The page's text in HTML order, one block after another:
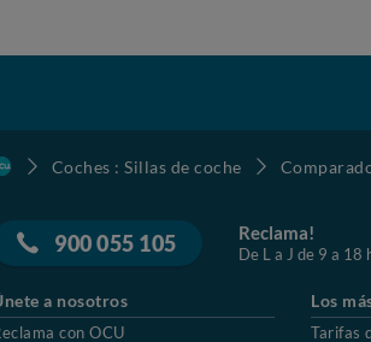
Coches : Sillas de coche
900 055 105 Reclama!
De L a J de 9 a 18
a nosotros
con OCU
Los
Tarifas